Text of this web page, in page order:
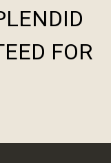
FOR